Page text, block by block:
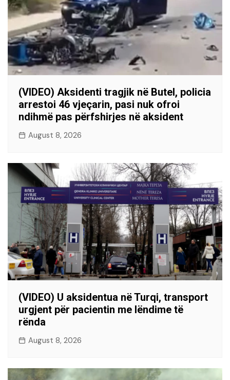
(VIDEO) Aksidenti tragjik në Butel, policia
arrestoi 46 vjeçarin, pasi nuk ofroi
ndihmë pas përfshirjes në aksident
August 8, 2026
(VIDEO) U aksidentua në Turqi, transport
urgjent për pacientin me lëndime të
rënda
August 8, 2026